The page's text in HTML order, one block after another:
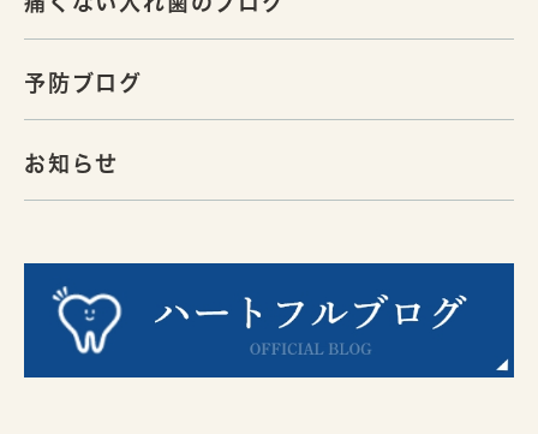
予防ブログ
お知らせ